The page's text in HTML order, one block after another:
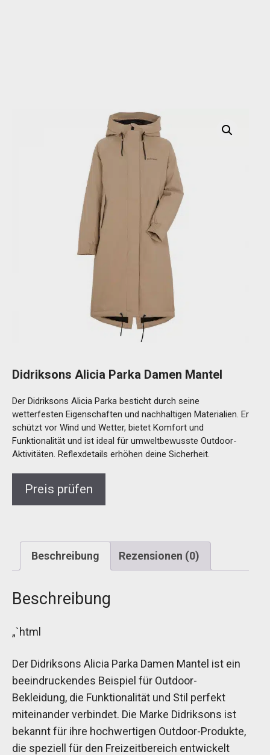
Didriksons Alicia Parka Damen Mantel
Der Didriksons Alicia Parka besticht durch seine
wetterfesten Eigenschaften und nachhaltigen Materialien. Er
schützt vor Wind und Wetter, bietet Komfort und
Funktionalität und ist ideal für umweltbewusste Outdoor-
Aktivitäten. Reflexdetails erhöhen deine Sicherheit.
Preis prüfen
Beschreibung Rezensionen (0)
Beschreibung
„`html
Der Didriksons Alicia Parka Damen Mantel ist ein
beeindruckendes Beispiel für Outdoor-
Bekleidung, die Funktionalität und Stil perfekt
miteinander verbindet. Die Marke Didriksons ist
bekannt für ihre hochwertigen Outdoor-Produkte,
die speziell für den Freizeitbereich entwickelt